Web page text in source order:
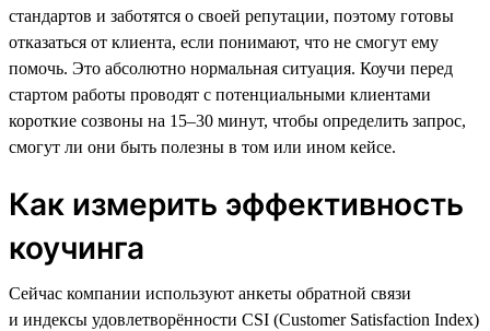
стандартов и заботятся о своей репутации, поэтому готовы
отказаться от клиента, если понимают, что не смогут ему
помочь. Это абсолютно нормальная ситуация. Коучи перед
стартом работы проводят с потенциальными клиентами
короткие созвоны на 15–30 минут, чтобы определить запрос,
смогут ли они быть полезны в том или ином кейсе.
Как измерить эффективность
коучинга
Сейчас компании используют анкеты обратной связи
и индексы удовлетворённости CSI (Customer Satisfaction Index)